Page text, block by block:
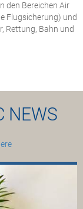
den Bereichen Air
Flugsicherung) und
Rettung, Bahn und
NEWS